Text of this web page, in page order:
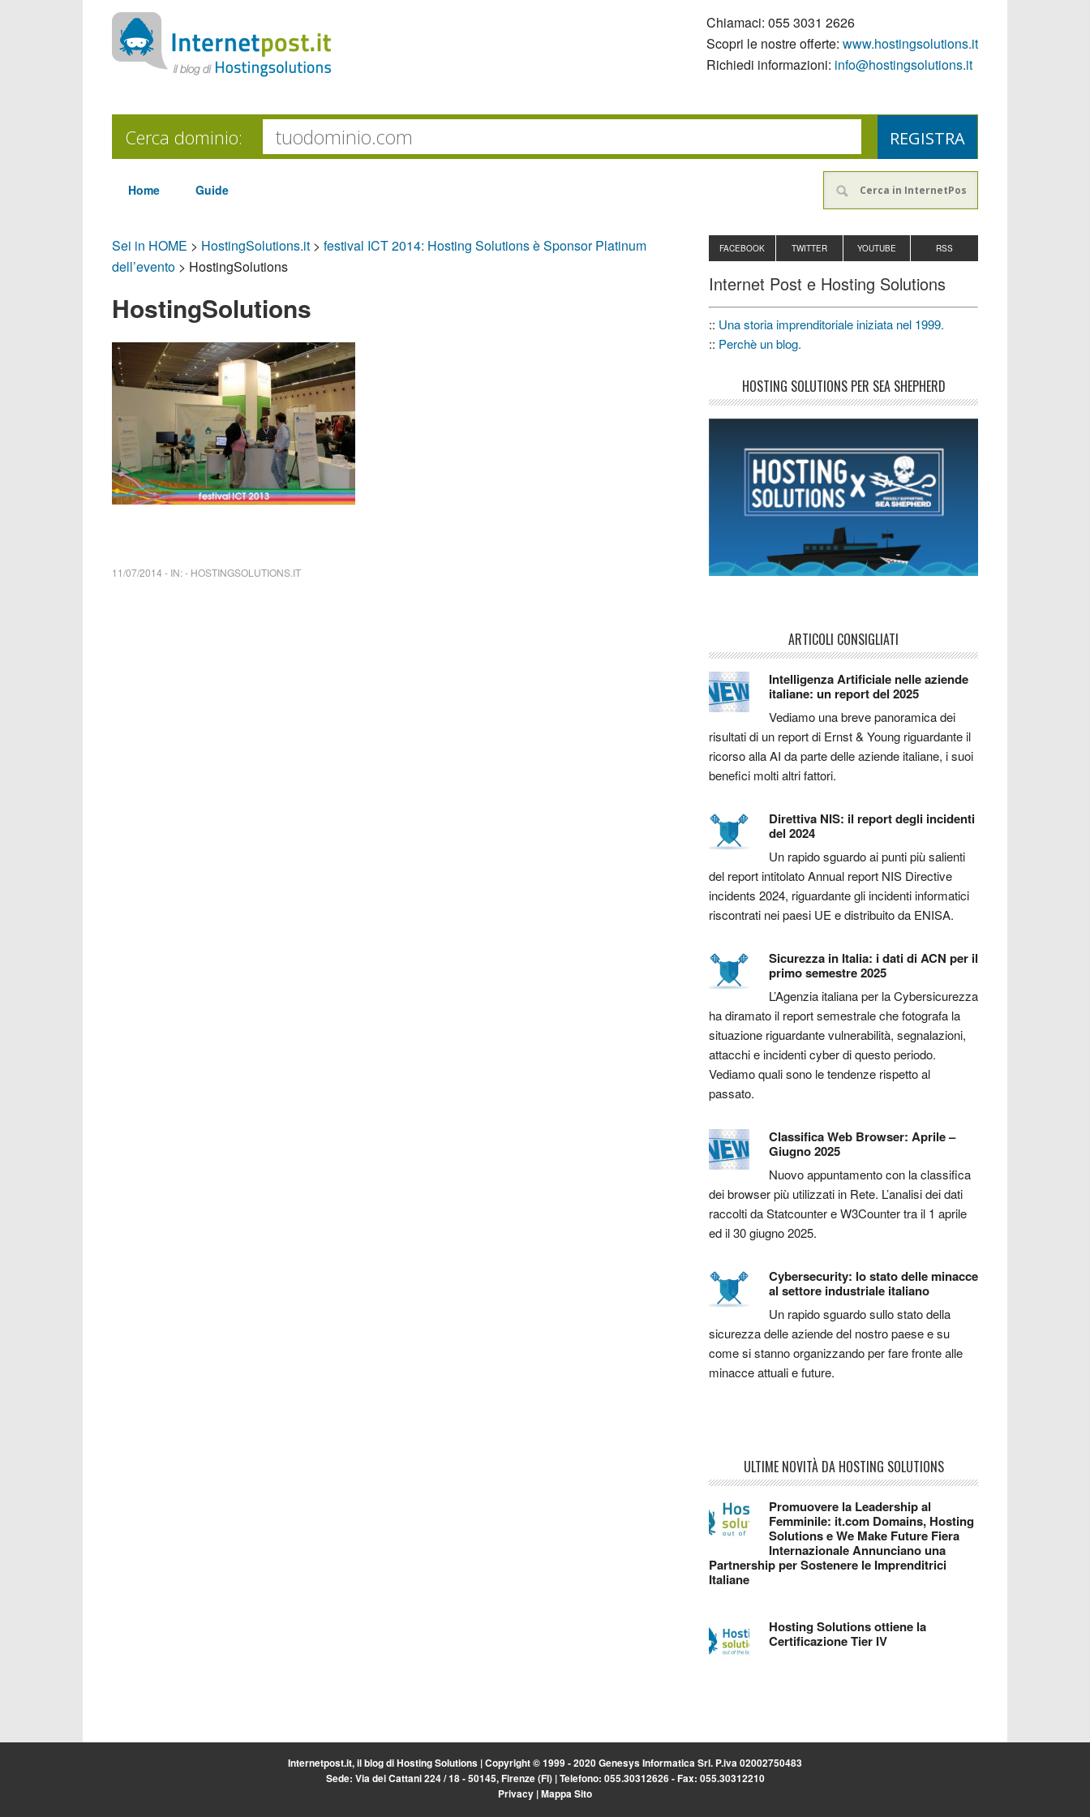
Chiamaci: 055 3031 2626
Scopri le nostre offerte: www.hostingsolutions.it
Richiedi informazioni: info@hostingsolutions.it
Cerca dominio:
Home Guide
Sei in HOME > HostingSolutions.it > festival ICT 2014: Hosting Solutions è Sponsor Platinum
dell’evento > HostingSolutions
HostingSolutions
11/07/2014 - IN:- HOSTINGSOLUTIONS.IT
FACEBOOK TWITTER YOUTUBE RSS
Internet Post e Hosting Solutions
:: Una storia imprenditoriale iniziata nel 1999.
:: Perchè un blog.
HOSTING SOLUTIONS PER SEA SHEPHERD
ARTICOLI CONSIGLIATI
Intelligenza Artificiale nelle aziende
italiane: un report del 2025
Vediamo una breve panoramica dei
risultati di un report di Ernst & Young riguardante il
ricorso alla AI da parte delle aziende italiane, i suoi
benefici molti altri fattori.
Direttiva NIS: il report degli incidenti
del 2024
Un rapido sguardo ai punti più salienti
del report intitolato Annual report NIS Directive
incidents 2024, riguardante gli incidenti informatici
riscontrati nei paesi UE e distribuito da ENISA.
Sicurezza in Italia: i dati di ACN per il
primo semestre 2025
L’Agenzia italiana per la Cybersicurezza
ha diramato il report semestrale che fotografa la
situazione riguardante vulnerabilità, segnalazioni,
attacchi e incidenti cyber di questo periodo.
Vediamo quali sono le tendenze rispetto al
passato.
Classifica Web Browser: Aprile –
Giugno 2025
Nuovo appuntamento con la classifica
dei browser più utilizzati in Rete. L’analisi dei dati
raccolti da Statcounter e W3Counter tra il 1 aprile
ed il 30 giugno 2025.
Cybersecurity: lo stato delle minacce
al settore industriale italiano
Un rapido sguardo sullo stato della
sicurezza delle aziende del nostro paese e su
come si stanno organizzando per fare fronte alle
minacce attuali e future.
ULTIME NOVITÀ DA HOSTING SOLUTIONS
Promuovere la Leadership al
Femminile: it.com Domains, Hosting
Solutions e We Make Future Fiera
Internazionale Annunciano una
Partnership per Sostenere le Imprenditrici
Italiane
Hosting Solutions ottiene la
Certificazione Tier IV
Internetpost.it, il blog diHosting Solutions | Copyright © 1999 - 2020 Genesys Informatica Srl. P.iva 02002750483
Sede: Via dei Cattani 224 / 18 - 50145, Firenze (FI) | Telefono: 055.30312626 - Fax: 055.30312210
Privacy |Mappa Sito